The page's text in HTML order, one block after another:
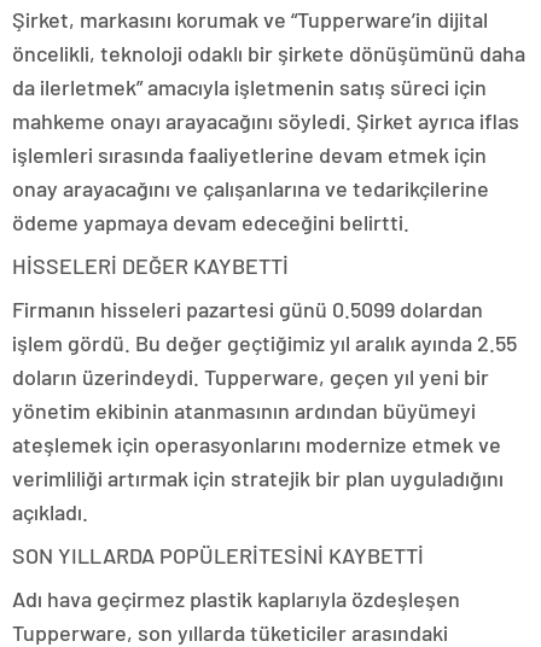
Şirket, markasını korumak ve “Tupperware’in dijital
öncelikli, teknoloji odaklı bir şirkete dönüşümünü daha
da ilerletmek” amacıyla işletmenin satış süreci için
mahkeme onayı arayacağını söyledi. Şirket ayrıca iflas
işlemleri sırasında faaliyetlerine devam etmek için
onay arayacağını ve çalışanlarına ve tedarikçilerine
ödeme yapmaya devam edeceğini belirtti.
HİSSELERİ DEĞER KAYBETTİ
Firmanın hisseleri pazartesi günü 0.5099 dolardan
işlem gördü. Bu değer geçtiğimiz yıl aralık ayında 2.55
doların üzerindeydi. Tupperware, geçen yıl yeni bir
yönetim ekibinin atanmasının ardından büyümeyi
ateşlemek için operasyonlarını modernize etmek ve
verimliliği artırmak için stratejik bir plan uyguladığını
açıkladı.
SON YILLARDA POPÜLERİTESİNİ KAYBETTİ
Adı hava geçirmez plastik kaplarıyla özdeşleşen
Tupperware, son yıllarda tüketiciler arasındaki